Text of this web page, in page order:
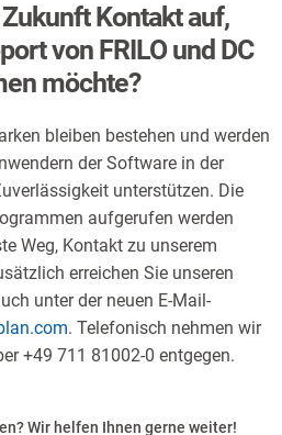
Kontakt auf,
von FRILO und DC
möchte?
bleiben bestehen und werden
der Software in der
unterstützen. Die
aufgerufen werden
Weg, Kontakt zu unserem
erreichen Sie unseren
unter der neuen E-Mail-
. Telefonisch nehmen wir
+49 711 81002-0 entgegen.
Wir helfen Ihnen gerne weiter!